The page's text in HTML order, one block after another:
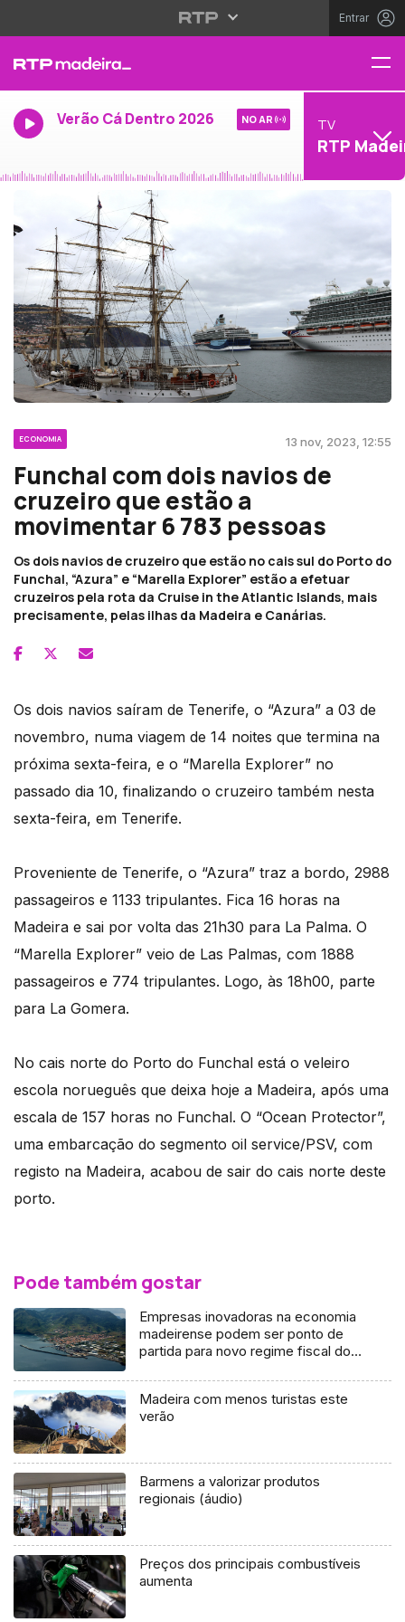
Entrar
Verão Cá Dentro 2026 NO AR TV
RTP
ECONOMIA 13 nov, 2023, 12:55
Funchal com dois navios de
cruzeiro que estão a
movimentar 6 783 pessoas
Os dois navios de cruzeiro que estão no cais sul do Porto do
Funchal, “Azura” e “Marella Explorer” estão a efetuar
cruzeiros pela rota da Cruise in the Atlantic Islands, mais
precisamente, pelas ilhas da Madeira e Canárias.
Os dois navios saíram de Tenerife, o “Azura” a 03 de
novembro, numa viagem de 14 noites que termina na
próxima sexta-feira, e o “Marella Explorer” no
passado dia 10, finalizando o cruzeiro também nesta
sexta-feira, em Tenerife.
Proveniente de Tenerife, o “Azura” traz a bordo, 2988
passageiros e 1133 tripulantes. Fica 16 horas na
Madeira e sai por volta das 21h30 para La Palma. O
“Marella Explorer” veio de Las Palmas, com 1888
passageiros e 774 tripulantes. Logo, às 18h00, parte
para La Gomera.
No cais norte do Porto do Funchal está o veleiro
escola norueguês que deixa hoje a Madeira, após uma
escala de 157 horas no Funchal. O “Ocean Protector”,
uma embarcação do segmento oil service/PSV, com
registo na Madeira, acabou de sair do cais norte deste
porto.
Pode também gostar
Empresas inovadoras na economia
madeirense podem ser ponto de
partida para novo regime fiscal do
Madeira com menos turistas este
verão
Barmens a valorizar produtos
regionais (áudio)
Preços dos principais combustíveis
aumenta